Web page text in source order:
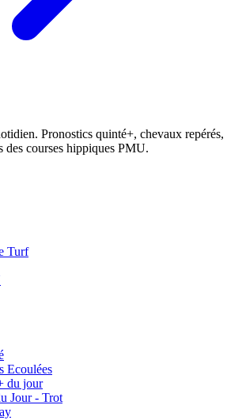
Pronostics quinté+, chevaux repérés,
des courses hippiques PMU.
Turf
Ecoulées
du jour
Jour - Trot